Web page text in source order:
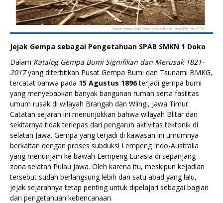
Jejak Gempa sebagai Pengetahuan SPAB SMKN 1 Doko
Dalam Katalog Gempa Bumi Signifikan dan Merusak 1821–
2017yang diterbitkan Pusat Gempa Bumi dan Tsunami BMKG,
tercatat bahwa pada 15 Agustus 1896terjadi gempa bumi
yang menyebabkan banyak bangunan rumah serta fasilitas
umum rusak di wilayah Brangah dan Wlingi, Jawa Timur.
Catatan sejarah ini menunjukkan bahwa wilayah Blitar dan
sekitarnya tidak terlepas dari pengaruh aktivitas tektonik di
selatan Jawa. Gempa yang terjadi di kawasan ini umumnya
berkaitan dengan proses subduksi Lempeng Indo-Australia
yang menunjam ke bawah Lempeng Eurasia di sepanjang
zona selatan Pulau Jawa. Oleh karena itu, meskipun kejadian
tersebut sudah berlangsung lebih dari satu abad yang lalu,
jejak sejarahnya tetap penting untuk dipelajari sebagai bagian
dari pengetahuan kebencanaan.